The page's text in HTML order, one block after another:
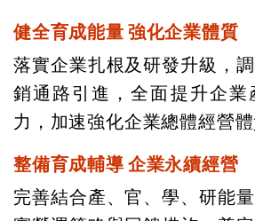
健全育成能量 強化企業體質
落實企業扎根及研發升級，
銷通路引進，全面提升企業
力，加速強化企業總體經營體
整備育成輔導 企業永續經營
完善結合產、官、學、研能